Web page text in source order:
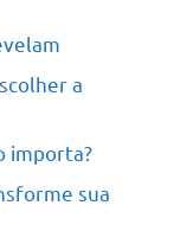
a
importa?
sua